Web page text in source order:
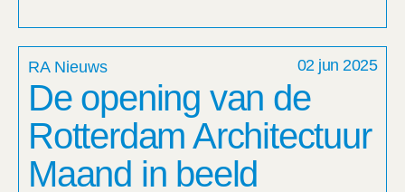
RA Nieuws 02 jun 2025
De opening van de
Rotterdam Architectuur
Maand in beeld